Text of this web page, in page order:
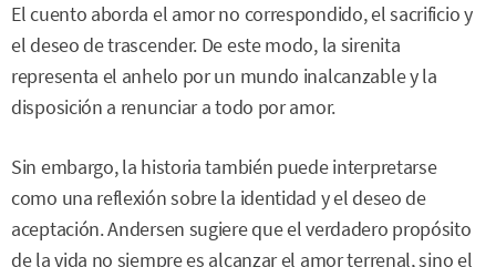
El cuento aborda el amor no correspondido, el sacrificio y
el deseo de trascender. De este modo, la sirenita
representa el anhelo por un mundo inalcanzable y la
disposición a renunciar a todo por amor.
Sin embargo, la historia también puede interpretarse
como una reflexión sobre la identidad y el deseo de
aceptación. Andersen sugiere que el verdadero propósito
de la vida no siempre es alcanzar el amor terrenal, sino el